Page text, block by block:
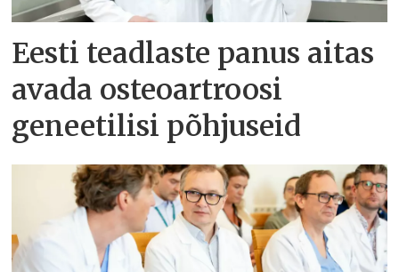
Eesti teadlaste panus aitas
avada osteoartroosi
geneetilisi põhjuseid